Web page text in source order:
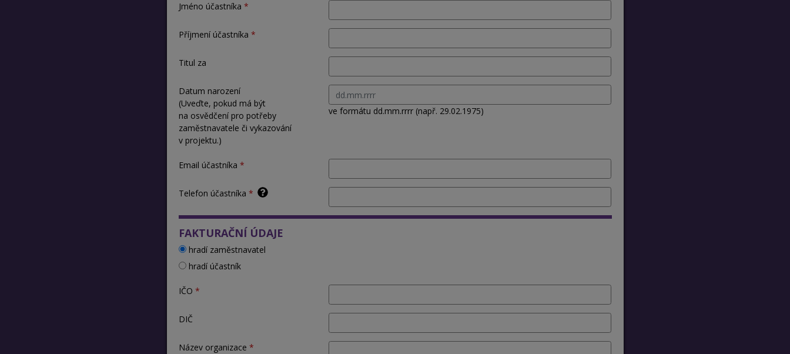
Jméno účastníka
Příjmení účastníka
Titul za
Datum narození
(Uveďte, pokud má být
na osvědčení pro potřeby
zaměstnavatele či vykazování
v projektu.)
ve formátu dd.mm.rrrr (např. 29.02.1975)
Email účastníka
Telefon účastníka
FAKTURAČNÍ ÚDAJE
hradí zaměstnavatel
hradí účastník
IČO
DIČ
Název organizace